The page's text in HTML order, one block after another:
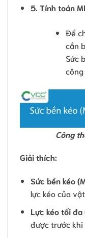
5. Tính toán
Để
cần
Sức
Công
Giải thích:
Sức bền kéo
lực kéo của
Lực kéo tối đa
được trước khi